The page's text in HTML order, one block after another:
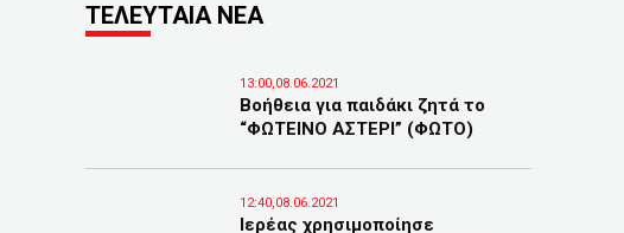
ΤΕΛΕΥΤΑΙΑ ΝΕΑ
13:00,08.06.2021
Βοήθεια για παιδάκι ζητά το
“ΦΩΤΕΙΝΟ ΑΣΤΕΡΙ” (ΦΩΤΟ)
12:40,08.06.2021
Ιερέας χρησιμοποίησε